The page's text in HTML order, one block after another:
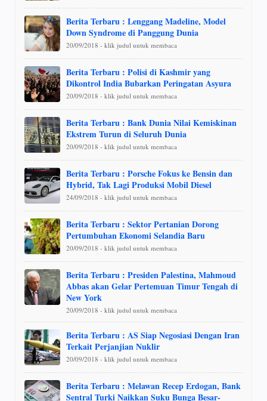
Berita Terbaru : Lenggang Madeline, Model
Down Syndrome di Panggung Dunia
20/09/2018 - klik judul untuk membaca
Berita Terbaru : Polisi di Kashmir yang
Dikontrol India Bubarkan Peringatan Asyura
20/09/2018 - klik judul untuk membaca
Berita Terbaru : Bank Dunia Nilai Kemiskinan
Ekstrem Turun di Seluruh Dunia
20/09/2018 - klik judul untuk membaca
Berita Terbaru : Porsche Fokus ke Bensin dan
Hybrid, Tak Lagi Produksi Mobil Diesel
24/09/2018 - klik judul untuk membaca
Berita Terbaru : Sektor Pertanian Dorong
Pertumbuhan Ekonomi Selandia Baru
20/09/2018 - klik judul untuk membaca
Berita Terbaru : Presiden Palestina, Mahmoud
Abbas akan Gelar Pertemuan Timur Tengah di
New York
20/09/2018 - klik judul untuk membaca
Berita Terbaru : AS Siap Negosiasi Dengan Iran
Terkait Perjanjian Nuklir
20/09/2018 - klik judul untuk membaca
Berita Terbaru : Melawan Recep Erdogan, Bank
Sentral Turki Naikkan Suku Bunga Besar-